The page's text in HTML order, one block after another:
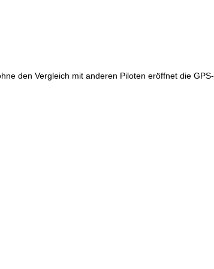
den Vergleich mit anderen Piloten eröffnet die GPS-